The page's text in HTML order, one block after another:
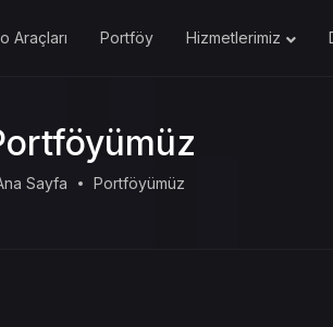
Araçları Portföy Hizmetlerimiz
Sayfa Portföyümüz